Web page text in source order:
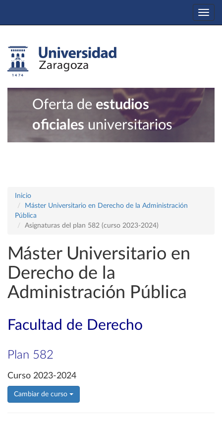
Oferta de estudios
oficiales universitarios
Inicio
Máster Universitario en Derecho de la Administración
Pública
Asignaturas del plan 582 (curso 2023-2024)
Máster Universitario en
Derecho de la
Administración Pública
Facultad de Derecho
Plan 582
Curso 2023-2024
Cambiar de curso